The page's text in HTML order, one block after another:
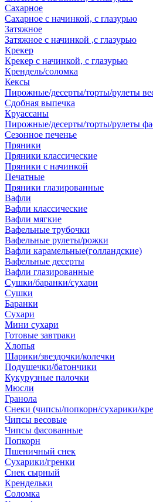
Сахарное
Сахарное с начинкой, с глазурью
Затяжное
Затяжное с начинкой ,с глазурью
Крекер
Крекер с начинкой, с глазурью
Крендель/соломка
Кексы
Пирожные/десерты/торты/рулеты
Сдобная выпечка
Круассаны
Пирожные/десерты/торты/рулеты
Сезонное печенье
Пряники
Пряники классические
Пряники с начинкой
Печатные
Пряники глазированные
Вафли
Вафли классические
Вафли мягкие
Вафельные трубочки
Вафельные рулеты/рожки
Вафли карамельные(голландские)
Вафельные десерты
Вафли глазированные
Сушки/баранки/сухари
Сушки
Баранки
Сухари
Мини сухари
Готовые завтраки
Хлопья
Шарики/звездочки/колечки
Подушечки/батончики
Кукурузные палочки
Мюсли
Гранола
Снеки (чипсы/попкорн/сухарики/
Чипсы весовые
Чипсы фасованные
Попкорн
Пшеничный снек
Сухарики/гренки
Снек сырный
Крендельки
Соломка